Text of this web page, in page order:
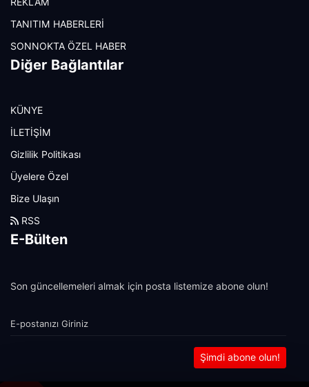
REKLAM
TANITIM HABERLERİ
SONNOKTA ÖZEL HABER
Diğer Bağlantılar
KÜNYE
İLETİŞİM
Gizlilik Politikası
Üyelere Özel
Bize Ulaşın
RSS
E-Bülten
Son güncellemeleri almak için posta listemize abone olun!
Şimdi abone olun!